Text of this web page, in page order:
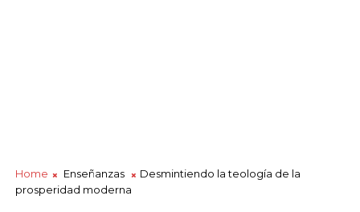
Home Enseñanzas
Desmintiendo la teología de la
prosperidad moderna